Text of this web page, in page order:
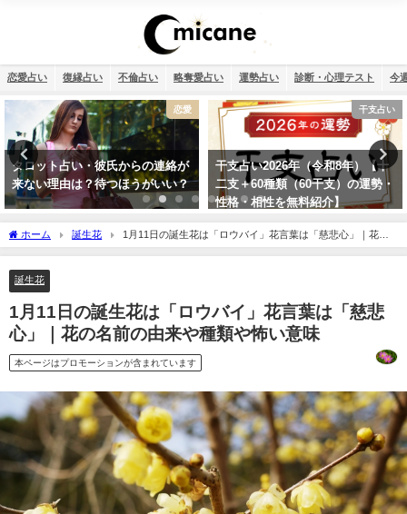
恋愛占い 復縁占い 不倫占い 略奪愛占い 運勢占い 診断・心理テスト 今
干支占い
干支占い2026年（令和8年）【十
二支＋60種類（60干支）の運勢・
性格・相性を無料紹介】
運勢占い
2026年運勢ランキング！366日の
誕生日を占いました！
ホーム 誕生花
1月11日の誕生花は「ロウバイ」花言葉は「慈悲心」｜花の
名前の由来や種類や怖い意味
誕生花
1月11日の誕生花は「ロウバイ」花言葉は「慈悲
心」｜花の名前の由来や種類や怖い意味
本ページはプロモーションが含まれています